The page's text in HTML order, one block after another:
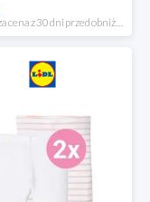
*najniższa cena z 30 dni przed obniżką